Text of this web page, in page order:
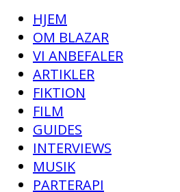
HJEM
OM BLAZAR
VI ANBEFALER
ARTIKLER
FIKTION
FILM
GUIDES
INTERVIEWS
MUSIK
PARTERAPI